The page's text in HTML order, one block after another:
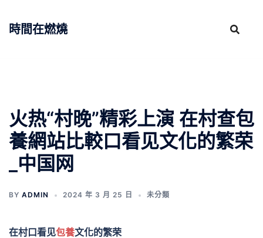
時間在燃燒
火热“村晚”精彩上演 在村查包
養網站比較口看见文化的繁荣
_中国网
BY ADMIN 2024 年 3 月 25 日 未分類
在村口看见包養文化的繁荣